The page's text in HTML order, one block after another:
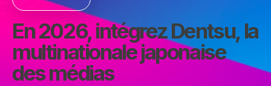
En 2026, intégrez Dentsu, la
multinationale japonaise
des médias